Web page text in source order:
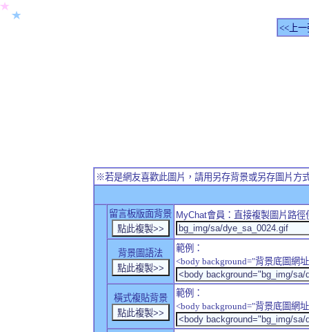
<<上一
※若是網友喜歡此圖片，請用另存背景或另存圖片方
留言板版面背景 MyChat會員：直接複製圖片路
背景圖語法
範例：
<body background="背景底圖網
橫式複貼背景
範例：
<body background="背景底圖網